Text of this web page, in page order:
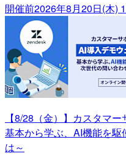
開催前2026年8月20日(木)
【8/28（金）】カスタマ
基本から学ぶ、AI機能を
は～